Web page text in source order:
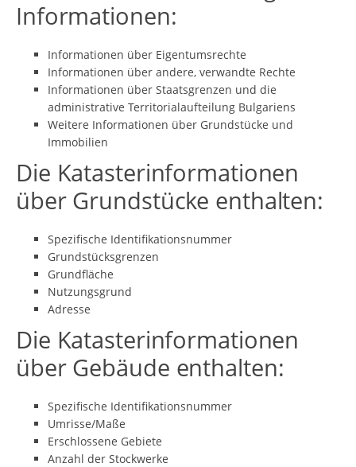
Informationen:
Informationen über Eigentumsrechte
Informationen über andere, verwandte Rechte
Informationen über Staatsgrenzen und die
administrative Territorialaufteilung Bulgariens
Weitere Informationen über Grundstücke und
Immobilien
Die Katasterinformationen
über Grundstücke enthalten:
Spezifische Identifikationsnummer
Grundstücksgrenzen
Grundfläche
Nutzungsgrund
Adresse
Die Katasterinformationen
über Gebäude enthalten:
Spezifische Identifikationsnummer
Umrisse/Maße
Erschlossene Gebiete
Anzahl der Stockwerke